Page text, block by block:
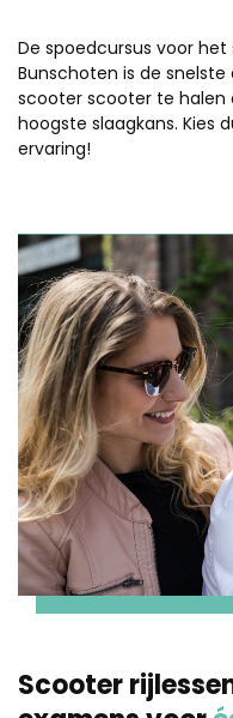
De spoedcursus voor het
Bunschoten is de snelste
scooter scooter te halen
hoogste slaagkans. Kies
ervaring!
Scooter